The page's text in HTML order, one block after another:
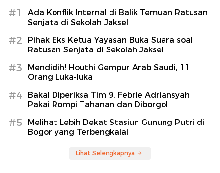
#1
Ada Konflik Internal di Balik Temuan Ratusan
Senjata di Sekolah Jaksel
#2
Pihak Eks Ketua Yayasan Buka Suara soal
Ratusan Senjata di Sekolah Jaksel
#3
Mendidih! Houthi Gempur Arab Saudi, 11
Orang Luka-luka
#4
Bakal Diperiksa Tim 9, Febrie Adriansyah
Pakai Rompi Tahanan dan Diborgol
#5
Melihat Lebih Dekat Stasiun Gunung Putri di
Bogor yang Terbengkalai
Lihat Selengkapnya